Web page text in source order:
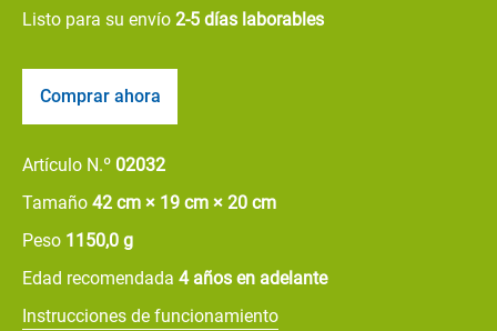
Listo para su envío 2-5 días laborables
Comprar ahora
Artículo N.º 02032
Tamaño 42 cm × 19 cm × 20 cm
Peso 1150,0 g
Edad recomendada 4 años en adelante
Instrucciones de funcionamiento